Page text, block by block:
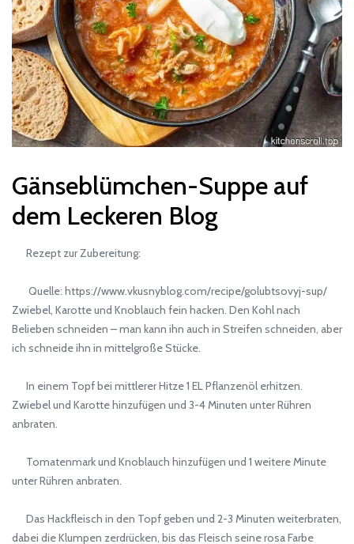
Gänseblümchen-Suppe auf
dem Leckeren Blog
Rezept zur Zubereitung:
Quelle: https://www.vkusnyblog.com/recipe/golubtsovyj-sup/
Zwiebel, Karotte und Knoblauch fein hacken. Den Kohl nach
Belieben schneiden – man kann ihn auch in Streifen schneiden, aber
ich schneide ihn in mittelgroße Stücke.
In einem Topf bei mittlerer Hitze 1 EL Pflanzenöl erhitzen.
Zwiebel und Karotte hinzufügen und 3-4 Minuten unter Rühren
anbraten.
Tomatenmark und Knoblauch hinzufügen und 1 weitere Minute
unter Rühren anbraten.
Das Hackfleisch in den Topf geben und 2-3 Minuten weiterbraten,
dabei die Klumpen zerdrücken, bis das Fleisch seine rosa Farbe